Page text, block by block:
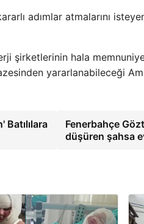
adımlar atmalarını
şirketlerinin hala
yararlanabileceği
Fenerbahçe
düşüren şahsa